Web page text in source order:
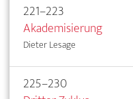
221–223
Akademisierung
Dieter Lesage
225–230